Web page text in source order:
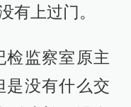
有上过门。
检监察室原主
是没有什么交